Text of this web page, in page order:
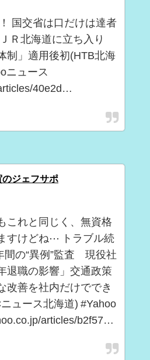
国交省は口だけは達者
Ｒ北海道に立ち入り
制」適用後初(HTB北海
ニュース
40e2d…
のジェフサポ
これと同じく、無資格
すけどね⋯ トラブル続
間の“異例”監査 現役社
退職の影響」交通政策
改善を社内だけででき
ュース北海道) #Yahoo
articles/b2f57…